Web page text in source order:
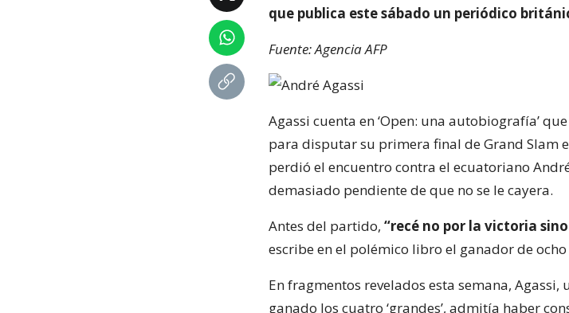
que publica este sábado un periódico
Fuente: Agencia AFP
Agassi cuenta en ‘Open: una autobiografía’
para disputar su primera final de Grand Slam
perdió el encuentro contra el ecuatoriano
demasiado pendiente de que no se le cayera.
Antes del partido, “recé no por la victoria
escribe en el polémico libro el ganador de
En fragmentos revelados esta semana,
ganado los cuatro ‘grandes’, admitía haber